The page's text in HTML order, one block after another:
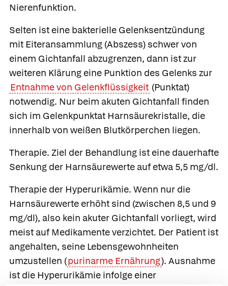
Nierenfunktion.
Selten ist eine bakterielle Gelenksentzündung
mit Eiteransammlung (Abszess) schwer von
einem Gichtanfall abzugrenzen, dann ist zur
weiteren Klärung eine Punktion des Gelenks zur
Entnahme von Gelenkflüssigkeit (Punktat)
notwendig. Nur beim akuten Gichtanfall finden
sich im Gelenkpunktat Harnsäurekristalle, die
innerhalb von weißen Blutkörperchen liegen.
Therapie. Ziel der Behandlung ist eine dauerhafte
Senkung der Harnsäurewerte auf etwa 5,5 mg/dl.
Therapie der Hyperurikämie. Wenn nur die
Harnsäurewerte erhöht sind (zwischen 8,5 und 9
mg/dl), also kein akuter Gichtanfall vorliegt, wird
meist auf Medikamente verzichtet. Der Patient ist
angehalten, seine Lebensgewohnheiten
umzustellen (purinarme Ernährung). Ausnahme
ist die Hyperurikämie infolge einer